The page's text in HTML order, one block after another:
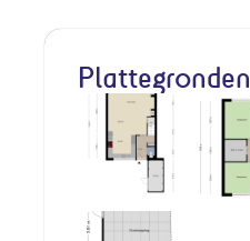
Plattegronden